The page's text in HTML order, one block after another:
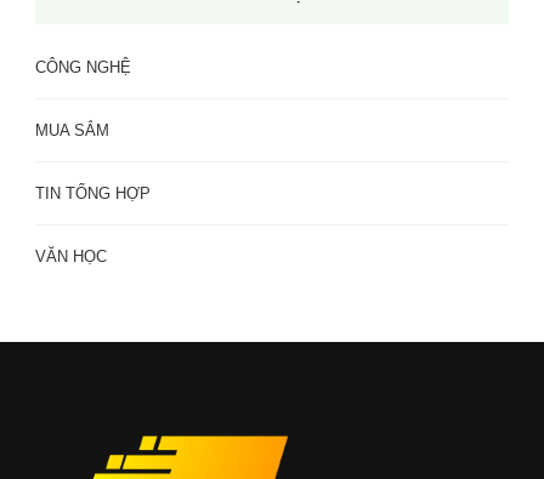
CÔNG NGHỆ
MUA SẮM
TIN TỔNG HỢP
VĂN HỌC